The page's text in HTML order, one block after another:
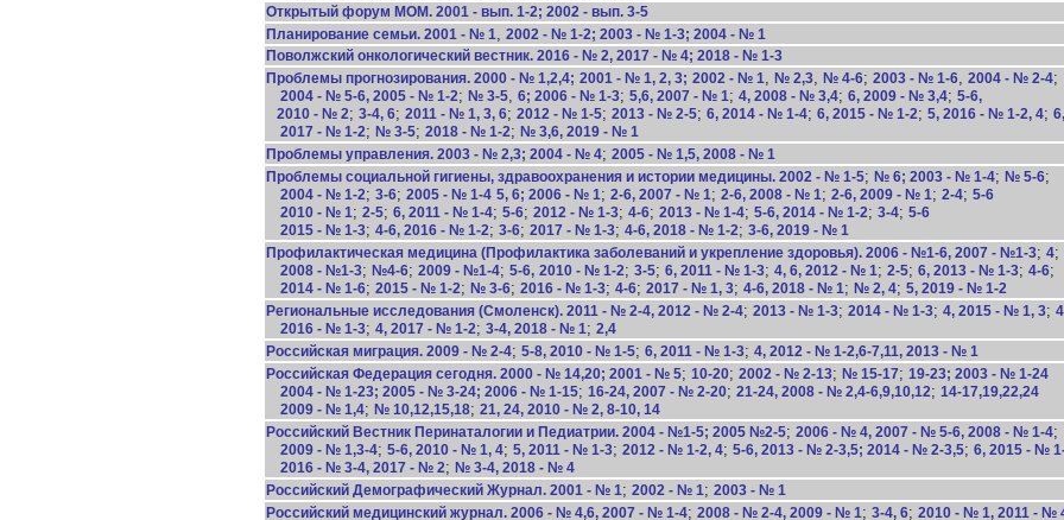
Открытый форум МОМ. 2001 - вып. 1-2; 2002 - вып. 3-5
Планирование семьи. 2001 - № 1, 2002 - № 1-2; 2003 - № 1-3; 2004 - № 1
Поволжский онкологический вестник. 2016 - № 2, 2017 - № 4; 2018 - № 1-3
Проблемы прогнозирования. 2000 - № 1,2,4; 2001 - № 1, 2, 3; 2002 - № 1, № 2,3, № 4-6; 2003 - № 1-6, 2004 - № 2-4;
2004 - № 5-6, 2005 - № 1-2; № 3-5, 6; 2006 - № 1-3; 5,6, 2007 - № 1; 4, 2008 - № 3,4; 6, 2009 - № 3,4; 5-6,
2010 - № 2; 3-4, 6; 2011 - № 1, 3, 6; 2012 - № 1-5; 2013 - № 2-5; 6, 2014 - № 1-4; 6, 2015 - № 1-2; 5, 2016 - № 1-2, 4; 6,
2017 - № 1-2; № 3-5; 2018 - № 1-2; № 3,6, 2019 - № 1
Проблемы управления. 2003 - № 2,3; 2004 - № 4; 2005 - № 1,5, 2008 - № 1
Проблемы социальной гигиены, здравоохранения и истории медицины. 2002 - № 1-5; № 6; 2003 - № 1-4; № 5-6;
2004 - № 1-2; 3-6; 2005 - № 1-4 5, 6; 2006 - № 1; 2-6, 2007 - № 1; 2-6, 2008 - № 1; 2-6, 2009 - № 1; 2-4; 5-6
2010 - № 1; 2-5; 6, 2011 - № 1-4; 5-6; 2012 - № 1-3; 4-6; 2013 - № 1-4; 5-6, 2014 - № 1-2; 3-4; 5-6
2015 - № 1-3; 4-6, 2016 - № 1-2; 3-6; 2017 - № 1-3; 4-6, 2018 - № 1-2; 3-6, 2019 - № 1
Профилактическая медицина (Профилактика заболеваний и укрепление здоровья). 2006 - №1-6, 2007 - №1-3; 4;
2008 - №1-3; №4-6; 2009 - №1-4; 5-6, 2010 - № 1-2; 3-5; 6, 2011 - № 1-3; 4, 6, 2012 - № 1; 2-5; 6, 2013 - № 1-3; 4-6;
2014 - № 1-6; 2015 - № 1-2; № 3-6; 2016 - № 1-3; 4-6; 2017 - № 1, 3; 4-6, 2018 - № 1; № 2, 4; 5, 2019 - № 1-2
Региональные исследования (Смоленск). 2011 - № 2-4, 2012 - № 2-4; 2013 - № 1-3; 2014 - № 1-3; 4, 2015 - № 1, 3; 4
2016 - № 1-3; 4, 2017 - № 1-2; 3-4, 2018 - № 1; 2,4
Российская миграция. 2009 - № 2-4; 5-8, 2010 - № 1-5; 6, 2011 - № 1-3; 4, 2012 - № 1-2,6-7,11, 2013 - № 1
Российская Федерация сегодня. 2000 - № 14,20; 2001 - № 5; 10-20; 2002 - № 2-13; № 15-17; 19-23; 2003 - № 1-24
2004 - № 1-23; 2005 - № 3-24; 2006 - № 1-15; 16-24, 2007 - № 2-20; 21-24, 2008 - № 2,4-6,9,10,12; 14-17,19,22,24
2009 - № 1,4; № 10,12,15,18; 21, 24, 2010 - № 2, 8-10, 14
Российский Вестник Перинаталогии и Педиатрии. 2004 - №1-5; 2005 №2-5; 2006 - № 4, 2007 - № 5-6, 2008 - № 1-4;
2009 - № 1,3-4; 5-6, 2010 - № 1, 4; 5, 2011 - № 1-3; 2012 - № 1-2, 4; 5-6, 2013 - № 2-3,5; 2014 - № 2-3,5; 6, 2015 - №
2016 - № 3-4, 2017 - № 2; № 3-4, 2018 - № 4
Российский Демографический Журнал. 2001 - № 1; 2002 - № 1; 2003 - № 1
Российский медицинский журнал. 2006 - № 4,6, 2007 - № 1-4; 2008 - № 2-4, 2009 - № 1; 3-4, 6; 2010 - № 1, 2011 - №